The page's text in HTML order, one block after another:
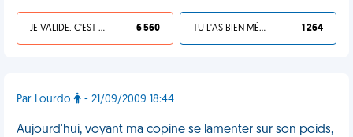
JE VALIDE, C'EST UNE VDM 6 560 TU L'AS BIEN MÉRITÉ 1 264
Par Lourdo - 21/09/2009 18:44
Aujourd'hui, voyant ma copine se lamenter sur son poids,